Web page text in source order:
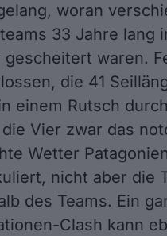
woran
33 Jahre lang
gescheitert waren.
die 41
einem Rutsch
Vier zwar das
Wetter
nicht aber die
des Teams. Ein
Clash kann